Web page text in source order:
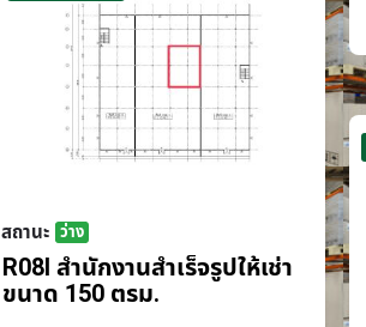
สถานะ ว่าง
R08I สำนักงานสำเร็จรูปให้เช่า
ขนาด 150 ตรม.